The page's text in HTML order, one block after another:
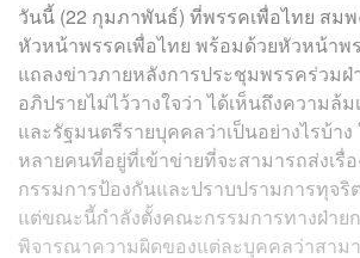
วันนี้ (22 กุมภาพันธ์) ที่พรรคเพื่อไทย สม
หัวหน้าพรรคเพื่อไทย พร้อมด้วยหัวหน้าพ
แถลงข่าวภายหลังการประชุมพรรคร่วมฝ่
อภิปรายไม่ไว้วางใจว่า ได้เห็นถึงความล้
และรัฐมนตรีรายบุคคลว่าเป็นอย่างไรบ้า
หลายคนที่อยู่ที่เข้าข่ายที่จะสามารถส่งเรื่
กรรมการป้องกันและปราบปรามการทุจริ
แต่ขณะนี้กำลังตั้งคณะกรรมการทางฝ่าย
พิจารณาความผิดของแต่ละบุคคลว่าสาม